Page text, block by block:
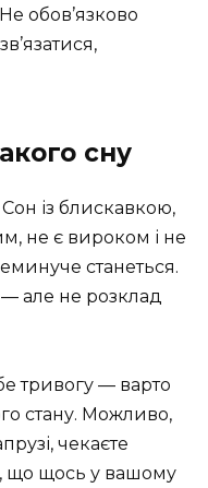
обов’язково
сну
із блискавкою,
не є вироком і не
станеться.
але не розклад
тривогу — варто
стану. Можливо,
чекаєте
що щось у вашому